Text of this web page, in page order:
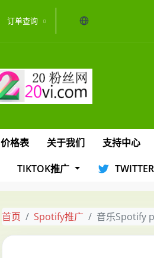
订单查询 当前语言：中文
价格表 关于我们 支持中心
TIKTOK推广
首页 Spotify推广 音乐Spotify